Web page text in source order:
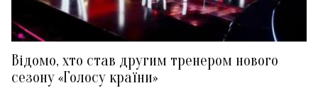
Відомо, хто став другим тренером нового
сезону «Голосу країни»